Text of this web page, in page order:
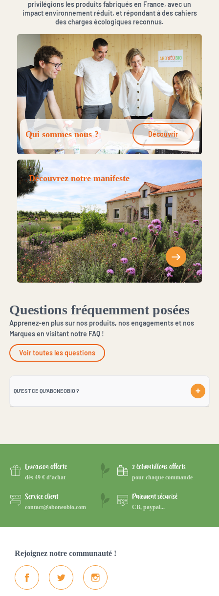
privilégions les produits fabriqués en France, avec un
impact environnement réduit, et répondant à des cahiers
des charges écologiques reconnus.
Qui sommes nous ? Découvrir
Découvrez notre manifeste
Questions fréquemment posées
Apprenez-en plus sur nos produits, nos engagements et nos
Marques en visitant notre FAQ !
Voir toutes les questions
QU'EST CE QU'ABONEOBIO ?
Livraison offerte
dès 49 € d’achat
3 échantillons offerts
pour chaque commande
Service client
contact@aboneobio.com
Paiement sécurisé
CB, paypal...
Rejoignez notre communauté !
FacebookTwitter Instagram